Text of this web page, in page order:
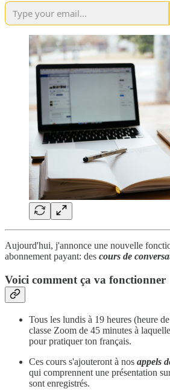
Aujourd'hui, j'annonce une nouvelle
abonnement payant: des cours de
Voici comment ça va fonctionner
Tous les lundis à 19 heures (heure
classe Zoom de 45 minutes à
pour pratiquer ton français.
Ces cours s'ajouteront à nos appels
qui comprennent une présentation
sont enregistrés.